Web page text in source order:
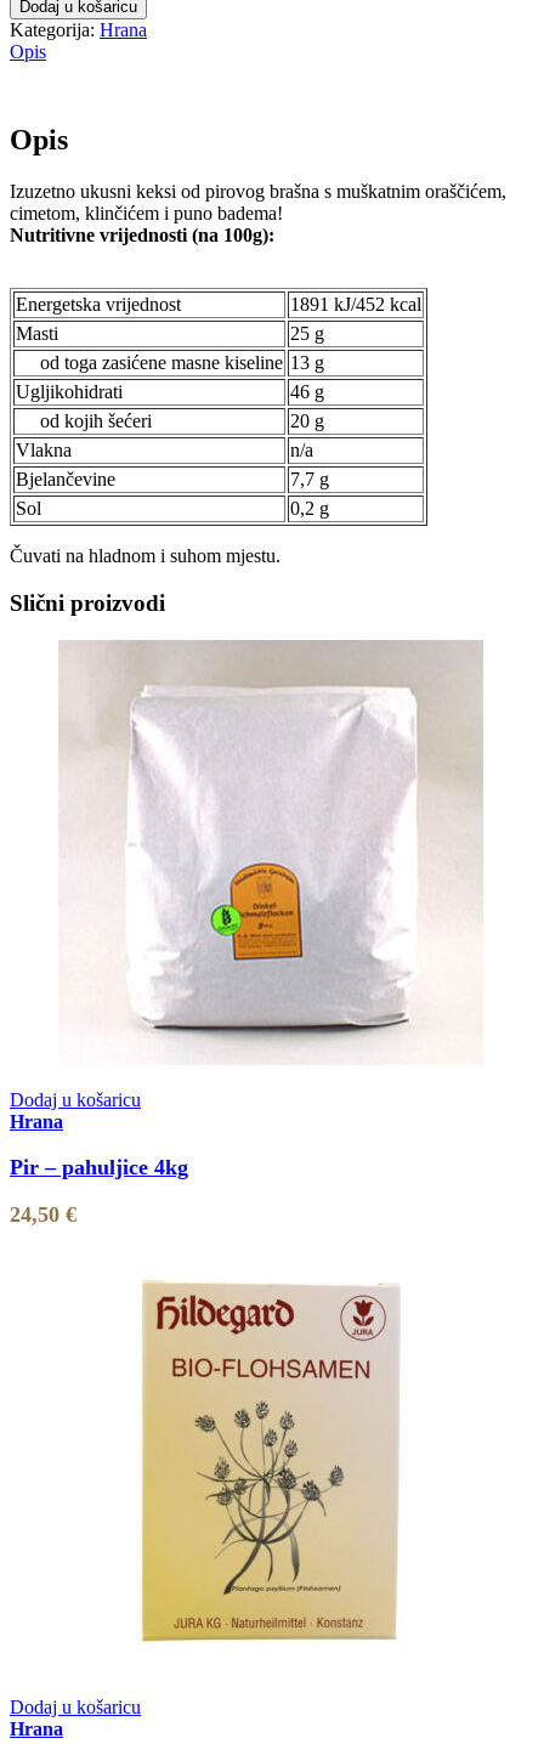
Dodaj u košaricu
Kategorija: Hrana
Opis
Opis
Izuzetno ukusni keksi od pirovog brašna s muškatnim oraščićem,
cimetom, klinčićem i puno badema!
Nutritivne vrijednosti (na 100g):
Energetska vrijednost
1891 kJ/452 kcal
Masti
25 g
od toga zasićene masne kiseline 13 g
Ugljikohidrati
46 g
od kojih šećeri
20 g
Vlakna
n/a
Bjelančevine
7,7 g
Sol
0,2 g
Čuvati na hladnom i suhom mjestu.
Slični proizvodi
Dodaj u košaricu
Hrana
Pir – pahuljice 4kg
24,50 €
Dodaj u košaricu
Hrana